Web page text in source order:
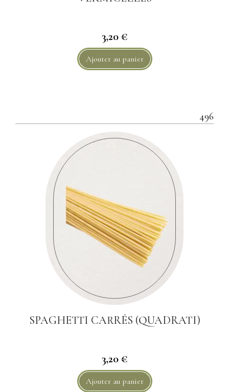
3,20 €
Ajouter au panier
496
SPAGHETTI CARRÉS (QUADRATI)
3,20 €
Ajouter au panier